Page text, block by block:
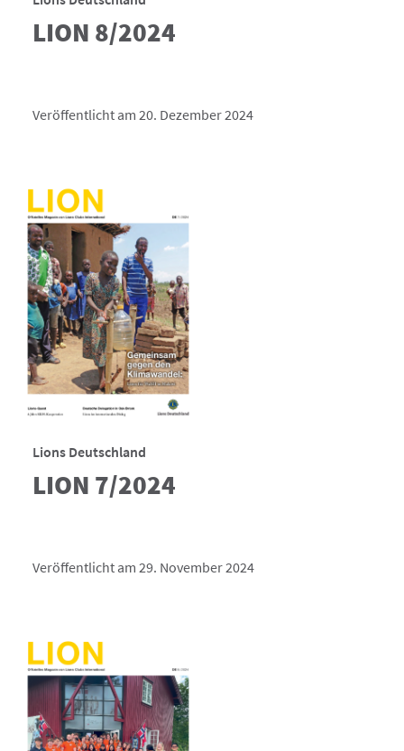
LION 8/2024
Veröffentlicht am 20. Dezember 2024
Lions Deutschland
LION 7/2024
Veröffentlicht am 29. November 2024